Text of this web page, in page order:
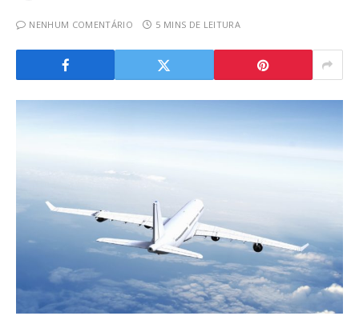
NENHUM COMENTÁRIO 5 MINS DE LEITURA